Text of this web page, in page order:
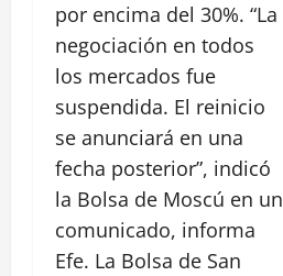
por encima del 30%. “La
negociación en todos
los mercados fue
suspendida. El reinicio
se anunciará en una
fecha posterior”, indicó
la Bolsa de Moscú en un
comunicado, informa
Efe. La Bolsa de San